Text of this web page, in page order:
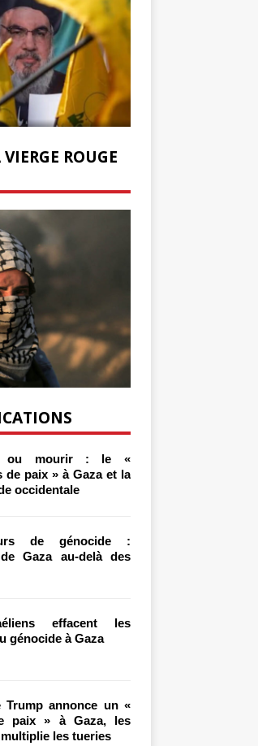
ROUGE
ou mourir : le «
de paix » à Gaza et la
occidentale
de génocide :
Gaza au-delà des
effacent les
génocide à Gaza
Trump annonce un «
paix » à Gaza, les
les tueries